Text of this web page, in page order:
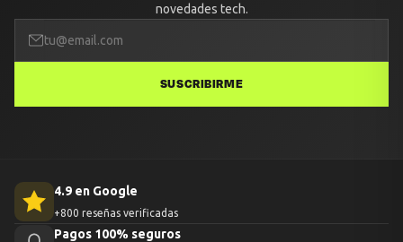
novedades tech.
SUSCRIBIRME
4.9 en Google
+800 reseñas verificadas
Pagos 100% seguros